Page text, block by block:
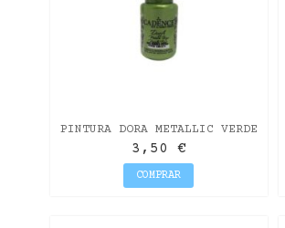
PINTURA DORA METALLIC VERDE
VIVO 50ML
3,50 €
COMPRAR